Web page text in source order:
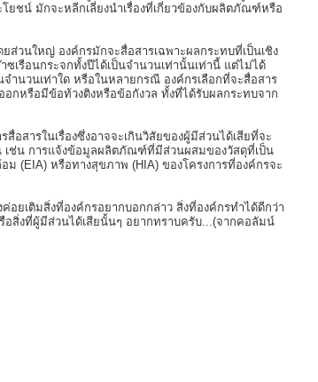
ยชน์ มักจะหลีกเลี่ยงนำเรื่องที่เกี่ยวข้องกับผลิตภัณฑ์หรือ
ส่วนใหญ่ องค์กรมักจะสื่อสารเฉพาะผลกระทบที่เป็นเชิง
เรือนกระจกทั้งปีได้เป็นจำนวนเท่านั้นเท่านี้ แต่ไม่ได้
ำนวนเท่าใด หรือในหลายกรณี องค์กรเลือกที่จะสื่อสาร
กหรือมีข้อท้วงติงหรือข้อกังวล ทั้งที่ได้รับผลกระทบจาก
อสารในเรื่องซึ่งอาจจะเกินวิสัยของผู้มีส่วนได้เสียที่จะ
เช่น การแจ้งข้อมูลผลิตภัณฑ์ที่มีส่วนผสมของวัสดุที่เป็น
(EIA) หรือทางสุขภาพ (HIA) ของโครงการที่องค์กรจะ
ยเติมสิ่งที่องค์กรอยากบอกกล่าว สิ่งที่องค์กรทำได้ดีกว่า
อสิ่งที่ผู้มีส่วนได้เสียนั้นๆ อยากทราบครับ...(จากคอลัมน์